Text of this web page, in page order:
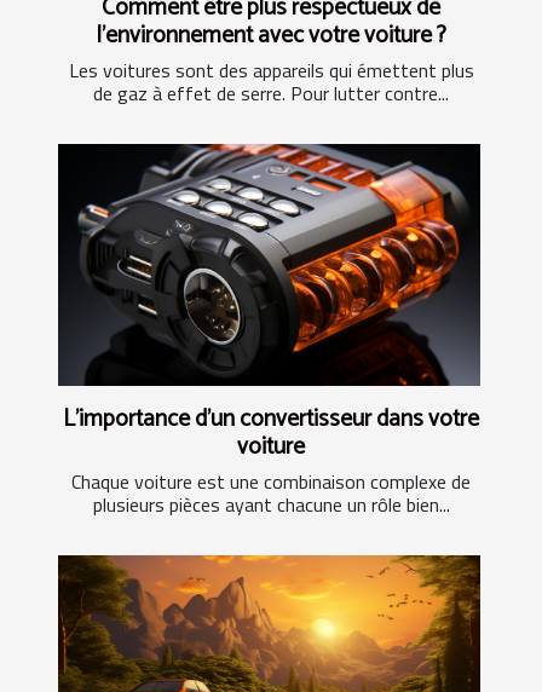
Comment être plus respectueux de
l’environnement avec votre voiture ?
Les voitures sont des appareils qui émettent plus
de gaz à effet de serre. Pour lutter contre...
L’importance d’un convertisseur dans votre
voiture
Chaque voiture est une combinaison complexe de
plusieurs pièces ayant chacune un rôle bien...